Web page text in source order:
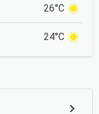
26°C
24°C